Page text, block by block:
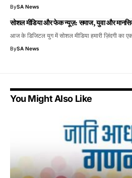
BySA News
सोशल मीडिया और फेक न्यूज़: समाज, युवा और
आज के डिजिटल युग में सोशल मीडिया हमारी ज़िंदगी का
BySA News
You Might Also Like